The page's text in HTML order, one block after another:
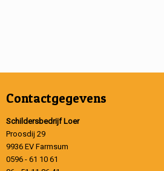
Contactgegevens
Schildersbedrijf Loer
Proosdij 29
9936 EV Farmsum
0596 - 61 10 61